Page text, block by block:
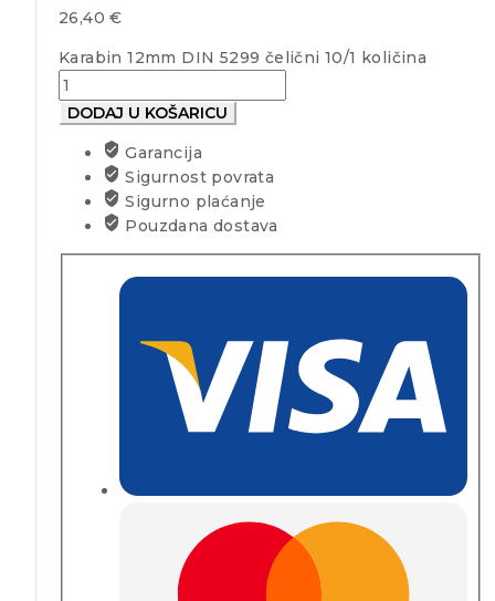
26,40€
Karabin 12mm DIN 5299 čelični 10/1 količina
DODAJ U KOŠARICU
Garancija
Sigurnost povrata
Sigurno plaćanje
Pouzdana dostava